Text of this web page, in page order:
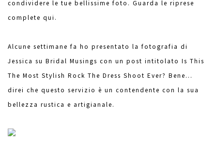
condividere le tue bellissime foto. Guarda le riprese
complete qui.
Alcune settimane fa ho presentato la fotografia di
Jessica su Bridal Musings con un post intitolato Is This
The Most Stylish Rock The Dress Shoot Ever? Bene...
direi che questo servizio è un contendente con la sua
bellezza rustica e artigianale.